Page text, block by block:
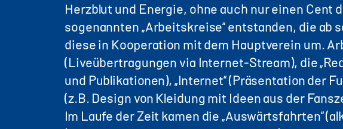
Herzblut und Energie, ohne auch nur einen
sogenannten „Arbeitskreise“ entstanden, die ab
diese in Kooperation mit dem Hauptverein um.
(Liveübertragungen via Internet-Stream), die
und Publikationen), „Internet“ (Präsentation der
(z.B. Design von Kleidung mit Ideen aus der
Im Laufe der Zeit kamen die „Auswärtsfahrten“